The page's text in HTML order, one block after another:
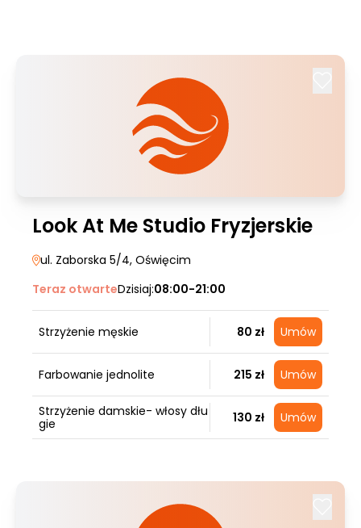
Look At Me Studio Fryzjerskie
ul. Zaborska 5/4, Oświęcim
Teraz otwarteDzisiaj:08:00-21:00
Strzyżenie męskie 80 zł Umów
Farbowanie jednolite 215 zł Umów
Strzyżenie damskie- włosy dłu
gie
130 zł Umów